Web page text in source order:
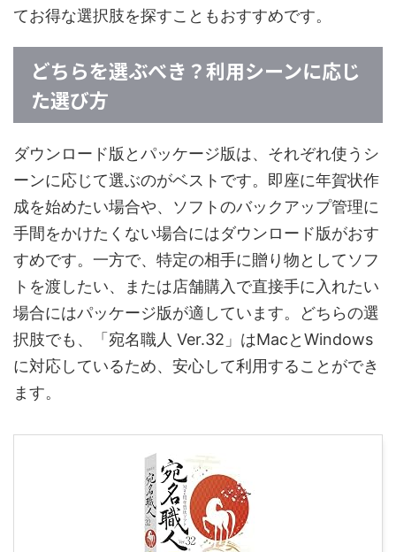
てお得な選択肢を探すこともおすすめです。
どちらを選ぶべき？利用シーンに応じ
た選び方
ダウンロード版とパッケージ版は、それぞれ使うシ
ーンに応じて選ぶのがベストです。即座に年賀状作
成を始めたい場合や、ソフトのバックアップ管理に
手間をかけたくない場合にはダウンロード版がおす
すめです。一方で、特定の相手に贈り物としてソフ
トを渡したい、または店舗購入で直接手に入れたい
場合にはパッケージ版が適しています。どちらの選
択肢でも、「宛名職人 Ver.32」はMacとWindows
に対応しているため、安心して利用することができ
ます。